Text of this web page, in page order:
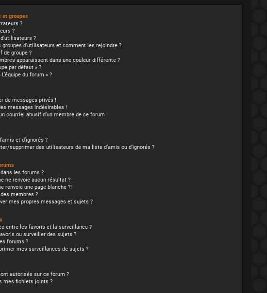
et groupes
?
?
?
d’utilisateurs et comment les rejoindre ?
de groupe ?
apparaissent dans une couleur différente ?
par défaut » ?
du forum » ?
de messages privés !
messages indésirables !
courriel abusif d’un membre de ce forum !
et d’ignorés ?
supprimer des utilisateurs de ma liste d’amis ou d’ignorés ?
les forums ?
ne renvoie aucun résultat ?
renvoie une page blanche ?!
membres ?
mes propres messages et sujets ?
entre les favoris et la surveillance ?
ou surveiller des sujets ?
forums ?
mes surveillances de sujets ?
autorisés sur ce forum ?
mes fichiers joints ?